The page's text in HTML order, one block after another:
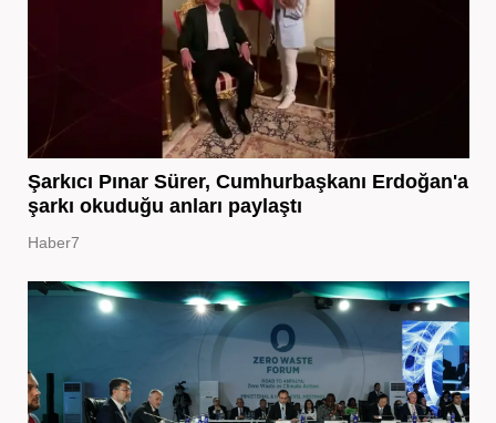
Şarkıcı Pınar Sürer, Cumhurbaşkanı Erdoğan'a
şarkı okuduğu anları paylaştı
Haber7